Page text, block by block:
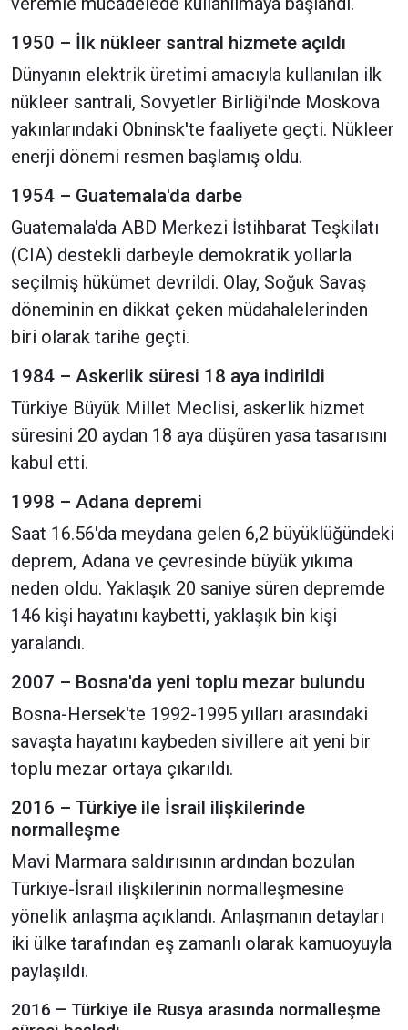
1950 – İlk nükleer santral hizmete açıldı
Dünyanın elektrik üretimi amacıyla kullanılan ilk
nükleer santrali, Sovyetler Birliği'nde Moskova
yakınlarındaki Obninsk'te faaliyete geçti. Nükleer
enerji dönemi resmen başlamış oldu.
1954 – Guatemala'da darbe
Guatemala'da ABD Merkezi İstihbarat Teşkilatı
(CIA) destekli darbeyle demokratik yollarla
seçilmiş hükümet devrildi. Olay, Soğuk Savaş
döneminin en dikkat çeken müdahalelerinden
biri olarak tarihe geçti.
1984 – Askerlik süresi 18 aya indirildi
Türkiye Büyük Millet Meclisi, askerlik hizmet
süresini 20 aydan 18 aya düşüren yasa tasarısını
kabul etti.
1998 – Adana depremi
Saat 16.56'da meydana gelen 6,2 büyüklüğündeki
deprem, Adana ve çevresinde büyük yıkıma
neden oldu. Yaklaşık 20 saniye süren depremde
146 kişi hayatını kaybetti, yaklaşık bin kişi
yaralandı.
2007 – Bosna'da yeni toplu mezar bulundu
Bosna-Hersek'te 1992-1995 yılları arasındaki
savaşta hayatını kaybeden sivillere ait yeni bir
toplu mezar ortaya çıkarıldı.
2016 – Türkiye ile İsrail ilişkilerinde
normalleşme
Mavi Marmara saldırısının ardından bozulan
Türkiye-İsrail ilişkilerinin normalleşmesine
yönelik anlaşma açıklandı. Anlaşmanın detayları
iki ülke tarafından eş zamanlı olarak kamuoyuyla
paylaşıldı.
2016 – Türkiye ile Rusya arasında normalleşme